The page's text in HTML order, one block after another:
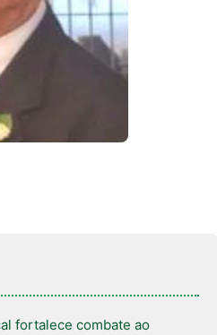
fortalece combate ao